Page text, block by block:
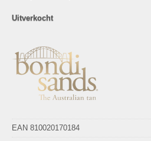
Uitverkocht
EAN 810020170184